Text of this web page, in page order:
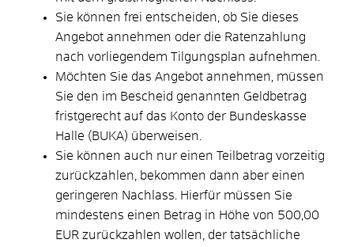
Sie können frei entscheiden, ob Sie dieses
Angebot annehmen oder die Ratenzahlung
nach vorliegendem Tilgungsplan aufnehmen.
Möchten Sie das Angebot annehmen, müssen
Sie den im Bescheid genannten Geldbetrag
fristgerecht auf das Konto der Bundeskasse
Halle (BUKA) überweisen.
Sie können auch nur einen Teilbetrag vorzeitig
zurückzahlen, bekommen dann aber einen
geringeren Nachlass. Hierfür müssen Sie
mindestens einen Betrag in Höhe von 500,00
EUR zurückzahlen wollen, der tatsächliche